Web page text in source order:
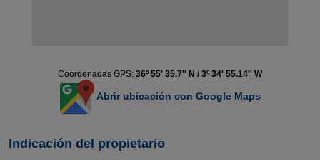
Coordenadas GPS: 36º 55' 35.7'' N / 3º 34' 55.14'' W
Abrir ubicación con Google Maps
Indicación del propietario